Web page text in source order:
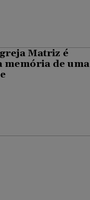
Matriz é
memória de uma